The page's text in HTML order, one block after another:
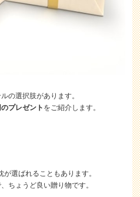
の選択肢があります。
プレゼント をご紹介します。
選ばれることもあります。
ちょうど良い贈り物です。